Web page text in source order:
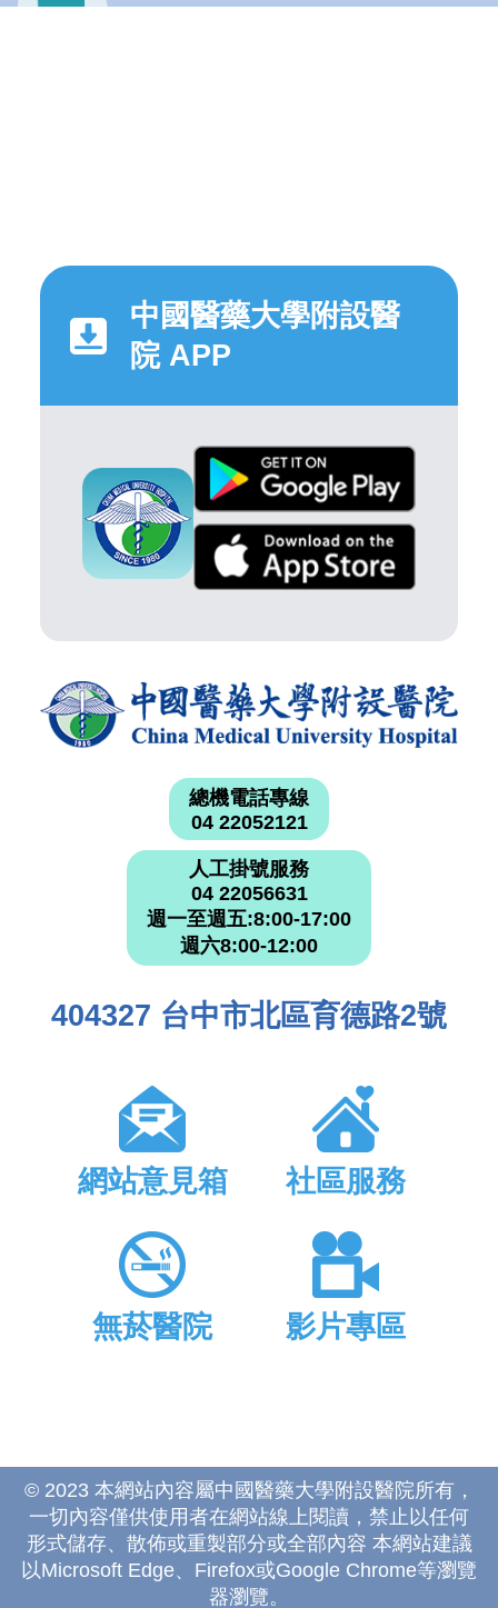
中國醫藥大學附設醫
院 APP
總機電話專線
04 22052121
人工掛號服務
04 22056631
週一至週五:8:00-17:00
週六8:00-12:00
404327 台中市北區育德路2號
網站意見箱 社區服務
無菸醫院 影片專區
© 2023 本網站內容屬中國醫藥大學附設醫院所有，
一切內容僅供使用者在網站線上閱讀，禁止以任何
形式儲存、散佈或重製部分或全部內容 本網站建議
以Microsoft Edge、Firefox或Google Chrome等瀏覽
器瀏覽。